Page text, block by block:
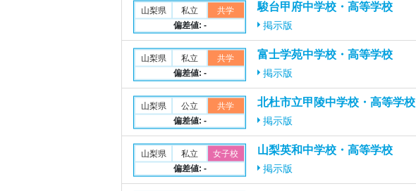
駿台甲府中学校・高等学校
山梨県 私立
共学
偏差値: -
掲示版
富士学苑中学校・高等学校
山梨県 私立
共学
偏差値: -
掲示版
北杜市立甲陵中学校・高等学校
山梨県 公立
共学
偏差値: -
掲示版
山梨英和中学校・高等学校
山梨県 私立
女子校
偏差値: -
掲示版